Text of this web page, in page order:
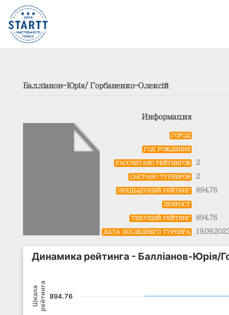
Балліанов-Юрія/Горбаненко-Олексій
Информация
ГОРОД
ГОД РОЖДЕНИЯ
РАССЧИТАНО РЕЙТИНГОВ 2
СЫГРАНО ТУРНИРОВ 2
ПРЕДЫДУЩИЙ РЕЙТИНГ 894.76
ПРИРОСТ
ТЕКУЩИЙ РЕЙТИНГ 894.76
ДАТА ПОСЛЕДНЕГО ТУРНИРА
Шкаларейтинга
Динамика рейтинга - Балліанов-Юрія/
894.76